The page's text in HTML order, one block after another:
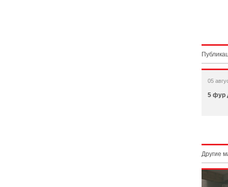
05
5 фур
Другие